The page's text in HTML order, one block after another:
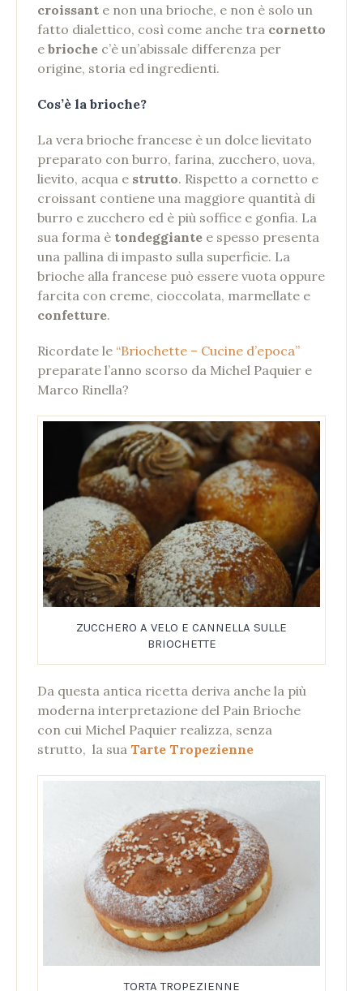
croissant e non una brioche, e non è solo un
fatto dialettico, così come anche tra cornetto
e brioche c’è un’abissale differenza per
origine, storia ed ingredienti.
Cos’è la brioche?
La vera brioche francese è un dolce lievitato
preparato con burro, farina, zucchero, uova,
lievito, acqua e strutto. Rispetto a cornetto e
croissant contiene una maggiore quantità di
burro e zucchero ed è più soffice e gonfia. La
sua forma è tondeggiante e spesso presenta
una pallina di impasto sulla superficie. La
brioche alla francese può essere vuota oppure
farcita con creme, cioccolata, marmellate e
confetture.
Ricordate le “Briochette – Cucine d’epoca”
preparate l’anno scorso da Michel Paquier e
Marco Rinella?
ZUCCHERO A VELO E CANNELLA SULLE
BRIOCHETTE
Da questa antica ricetta deriva anche la più
moderna interpretazione del Pain Brioche
con cui Michel Paquier realizza, senza
strutto, la sua Tarte Tropezienne
TORTA TROPEZIENNE